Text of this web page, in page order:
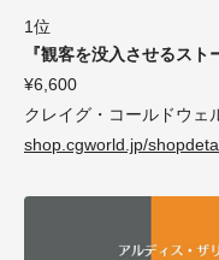
1位
『観客を没入させるス
¥6,600
クレイグ・コールドウェ
shop.cgworld.jp/